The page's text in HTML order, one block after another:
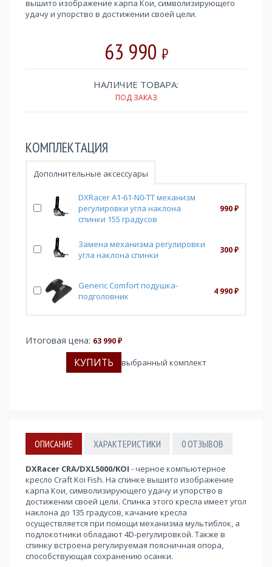
вышито изображение карпа Кои, символизирующего
удачу и упорство в достижении своей цели.
63 990 ₽
НАЛИЧИЕ ТОВАРА:
ПОД ЗАКАЗ
КОМПЛЕКТАЦИЯ
Дополнительные аксессуары
DXRacer A1-61-N0-TT механизм
регулировки угла наклона
спинки 155 градусов
990₽
Замена механизма регулировки
угла наклона спинки
300₽
Generic Comfort подушка-
подголовник
4 990₽
Итоговая цена: 63 990₽
выбранный комплект
ОПИСАНИЕ ХАРАКТЕРИСТИКИ 0ОТЗЫВОВ
DXRacer CRA/DXL5000/KOI - черное компьютерное
кресло Craft Koi Fish. На спинке вышито изображение
карпа Кои, символизирующего удачу и упорство в
достижении своей цели. Спинка этого кресла имеет угол
наклона до 135 градусов, качание кресла
осуществляется при помощи механизма мультиблок, а
подлокотники обладают 4D-регулировкой. Также в
спинку встроена регулируемая поясничная опора,
способствующая сохранению осанки.